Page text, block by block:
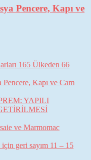
Pencere, Kapı ve
165 Ülkeden 66
Kapı ve Cam
YAPILI
ve Marmomac
geri sayım 11 – 15